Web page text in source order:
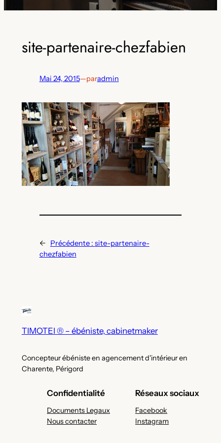
site-partenaire-chezfabien
Mai 24, 2015—paradmin
← Précédente : site-partenaire-
chezfabien
TIMOTEI ® – ébéniste, cabinetmaker
Concepteur ébéniste en agencement d'intérieur en
Charente, Périgord
Confidentialité
Documents Legaux
Nous contacter
Réseaux sociaux
Facebook
Instagram